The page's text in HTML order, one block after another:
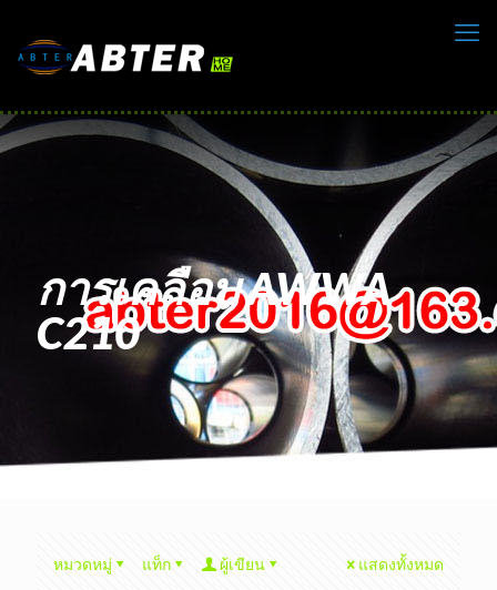
การเคลือบ AWWA
C210
หมวดหมู่ แท็ก ผู้เขียน แสดงทั้งหมด